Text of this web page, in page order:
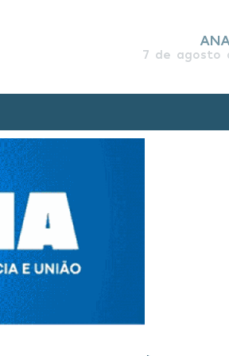
7 de agosto